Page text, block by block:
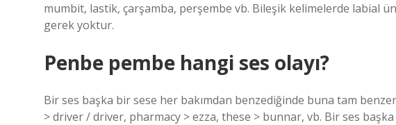
mumbit, lastik, çarşamba, perşembe vb. Bileşik kelimelerde labial
gerek yoktur.
Penbe pembe hangi ses olayı?
Bir ses başka bir sese her bakımdan benzediğinde buna tam
> driver / driver, pharmacy > ezza, these > bunnar, vb. Bir ses